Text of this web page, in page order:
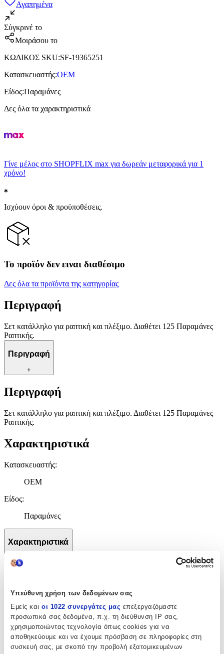
Υπεύθυνη χρήση των δεδομένων σας
Εμείς και οι 1022 συνεργάτες μας επεξεργαζόμαστε
προσωπικά σας δεδομένα, π.χ. τη διεύθυνση IP σας,
χρησιμοποιώντας τεχνολογία όπως cookies για να
αποθηκεύουμε και να έχουμε πρόσβαση σε πληροφορίες στη
συσκευή σας, με σκοπό την προβολή εξατομικευμένων
Αγαπημένα
Σύγκρινέ το
Μοιράσου το
ΚΩΔΙΚΟΣ SKU:SF-19365251
Κατασκευαστής:OEM
Είδος:Παραμάνες
Δες όλα τα χαρακτηριστικά
Γίνε μέλος στο SHOPFLIX max για δωρεάν μεταφορικά για 1
χρόνο!
Ισχύουν όροι & προϋποθέσεις.
Το προϊόν δεν ειναι διαθέσιμο
Δες όλα τα προϊόντα της κατηγορίας
Περιγραφή
Σετ κατάλληλο για ραπτική και πλέξιμο. Διαθέτει 125 Παραμάνες
Ραπτικής.
Περιγραφή
+
Περιγραφή
Σετ κατάλληλο για ραπτική και πλέξιμο. Διαθέτει 125 Παραμάνες
Ραπτικής.
Χαρακτηριστικά
Κατασκευαστής:
OEM
Είδος:
Παραμάνες
Χαρακτηριστικά
OEM
Είδος: